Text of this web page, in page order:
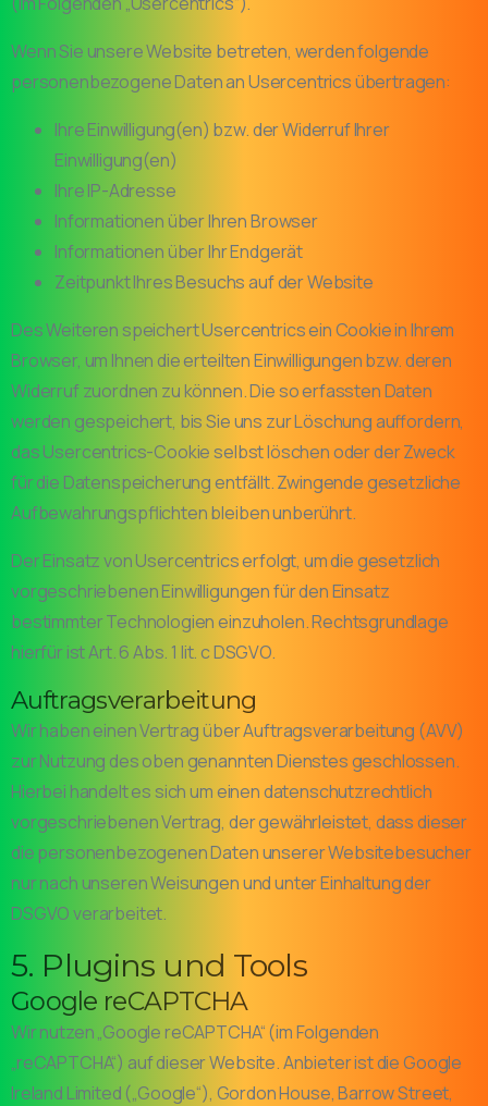
Wenn Sie unsere Website betreten, werden folgende
personenbezogene Daten an Usercentrics übertragen:
Ihre Einwilligung(en) bzw. der Widerruf Ihrer
Einwilligung(en)
Ihre IP-Adresse
Informationen über Ihren Browser
Informationen über Ihr Endgerät
Zeitpunkt Ihres Besuchs auf der Website
Des Weiteren speichert Usercentrics ein Cookie in Ihrem
Browser, um Ihnen die erteilten Einwilligungen bzw. deren
Widerruf zuordnen zu können. Die so erfassten Daten
werden gespeichert, bis Sie uns zur Löschung auffordern,
das Usercentrics-Cookie selbst löschen oder der Zweck
für die Datenspeicherung entfällt. Zwingende gesetzliche
Aufbewahrungspflichten bleiben unberührt.
Der Einsatz von Usercentrics erfolgt, um die gesetzlich
vorgeschriebenen Einwilligungen für den Einsatz
bestimmter Technologien einzuholen. Rechtsgrundlage
hierfür ist Art. 6 Abs. 1 lit. c DSGVO.
Auftragsverarbeitung
Wir haben einen Vertrag über Auftragsverarbeitung (AVV)
zur Nutzung des oben genannten Dienstes geschlossen.
Hierbei handelt es sich um einen datenschutzrechtlich
vorgeschriebenen Vertrag, der gewährleistet, dass dieser
die personenbezogenen Daten unserer Websitebesucher
nur nach unseren Weisungen und unter Einhaltung der
DSGVO verarbeitet.
5. Plugins und Tools
Google reCAPTCHA
Wir nutzen „Google reCAPTCHA“ (im Folgenden
„reCAPTCHA“) auf dieser Website. Anbieter ist die Google
Ireland Limited („Google“), Gordon House, Barrow Street,